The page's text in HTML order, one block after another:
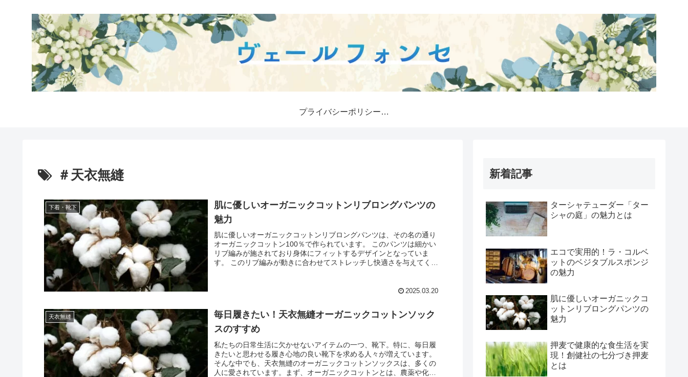
プライバシーポリシー・免責事項
＃天衣無縫
下着・靴下
肌に優しいオーガニックコットンリブロングパンツの
魅力
肌に優しいオーガニックコットンリブロングパンツは、その名の通り
オーガニックコットン100％で作られています。 このパンツは細かい
リブ編みが施されており身体にフィットするデザインとなっていま
す。 このリブ編みが動きに合わせてストレッチし快適さを与えてくれ
ンは、体型を美しく見せてくれる効果もあり、スタイリングにおいて
徴です。 これにより、肌との摩擦を最小限に抑え長時間快適に過ごせ
ます。デリケートな肌を持つ方でも、ストレスなく使用できるため、
日常的に愛用したくなるアイテムです。
2025.03.20
天衣無縫
毎日履きたい！天衣無縫オーガニックコットンソック
スのすすめ
私たちの日常生活に欠かせないアイテムの一つ、靴下。特に、毎日履
きたいと思わせる履き心地の良い靴下を求める人々が増えています。
そんな中でも、天衣無縫のオーガニックコットンソックスは、多くの
人に愛されています。まず、オーガニックコットンとは、農薬や化学
新着記事
ターシャテューダー「ター
シャの庭」の魅力とは
エコで実用的！ラ・コルベ
ットのベジタブルスポンジ
の魅力
肌に優しいオーガニックコ
ットンリブロングパンツの
魅力
押麦で健康的な食生活を実
現！創健社の七分づき押麦
とは